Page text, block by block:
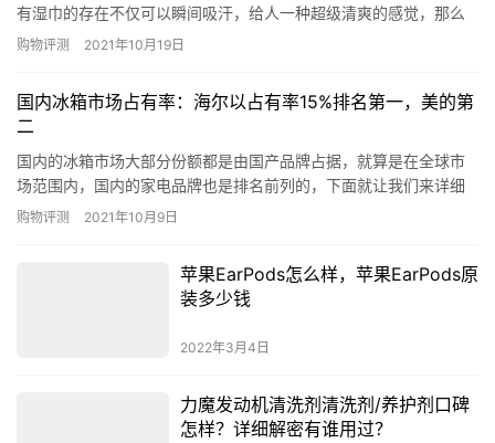
有湿巾的存在不仅可以瞬间吸汗，给人一种超级清爽的感觉，那么
什么牌子的湿巾质量最好呢?哪些品牌的湿巾是深受信赖的呢?今天
印 6、维达 7、贝亲 8、…
购物评测 2021年10月19日
国内冰箱市场占有率：海尔以占有率15%排名第一，美的第
二
国内的冰箱市场大部分份额都是由国产品牌占据，就算是在全球市
场范围内，国内的家电品牌也是排名前列的，下面就让我们来详细
了解一下国内冰箱市场占有率吧。 国内冰箱市场占有率 1.海尔
岛海尔在冰箱领域一直都…
购物评测 2021年10月9日
苹果EarPods怎么样，苹果EarPods原
装多少钱
2022年3月4日
力魔发动机清洗剂清洗剂/养护剂口碑
怎样？详细解密有谁用过？